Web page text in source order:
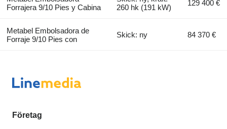
Forrajera 9/10 Pies y Cabina
260 hk (191 kW)
129 400 €
Metabel Embolsadora de
Forraje 9/10 Pies con
Skick: ny 84 370 €
Företag